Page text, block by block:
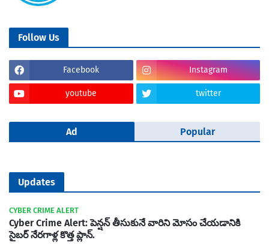
Follow Us
Facebook Instagram
youtube twitter
Ad Popular
Updates
CYBER CRIME ALERT
Cyber Crime Alert: పెన్షన్ తీసుకునే వారిని మోసం చేయడానికి
సైబర్ నేరగాళ్ల కొత్త ప్లాన్.